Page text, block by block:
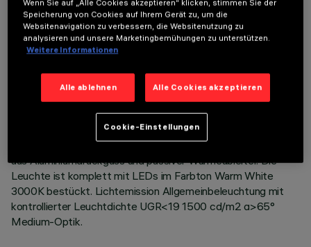
TECHNISCHE DATEN
LETZTES UPDATE: 07.08.2026
BESCHREIBUNG
Starre, runde Einbauleuchte zur Bestückung mit LEDs mit
COB-Technologie. Version mit Rahmen zur aufgesetzten
Installation. Hochglänzender, aluminiumbedampfter
Kunststoffreflektor mit kratzfester Schutzschicht. Korpus
aus Aluminiumdruckguss und passiver Wärmeableiter. Die
Leuchte ist komplett mit LEDs im Farbton Warm White
3000K bestückt. Lichtemission Allgemeinbeleuchtung mit
kontrollierter Leuchtdichte UGR<19 1500 cd/m2 α>65°
Medium-Optik.
Wenn Sie auf „Alle Cookies akzeptieren“ klicken, stimmen Sie der
Speicherung von Cookies auf Ihrem Gerät zu, um die
Websitenavigation zu verbessern, die Websitenutzung zu
analysieren und unsere Marketingbemühungen zu unterstützen.
Weitere Informationen
Alle ablehnen Alle Cookies akzeptieren
Cookie-Einstellungen